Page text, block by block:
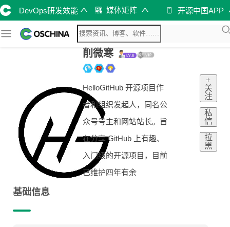
DevOps研发效能 媒体矩阵 开源中国APP
削微寒
HelloGitHub 开源项目作
者和组织发起人，同名公
众号号主和网站站长。旨
在分享 GitHub 上有趣、
入门级的开源项目，目前
已维护四年有余
+
关
注
私
信
拉
黑
基础信息